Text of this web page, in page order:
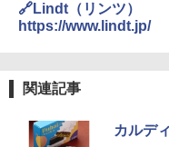
🔗Lindt（リンツ）
https://www.lindt.jp/
関連記事
カルデ